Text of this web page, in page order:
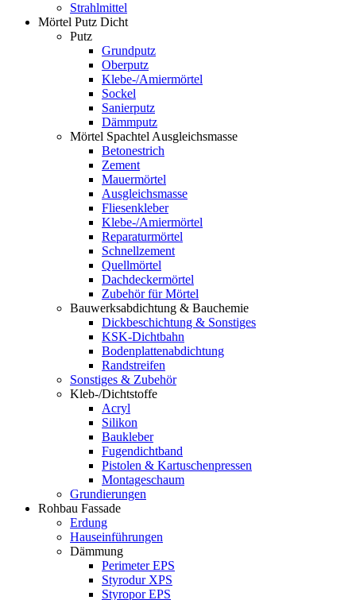
Strahlmittel
Mörtel Putz Dicht
Putz
Grundputz
Oberputz
Klebe-/Amiermörtel
Sockel
Sanierputz
Dämmputz
Mörtel Spachtel Ausgleichsmasse
Betonestrich
Zement
Mauermörtel
Ausgleichsmasse
Fliesenkleber
Klebe-/Amiermörtel
Reparaturmörtel
Schnellzement
Quellmörtel
Dachdeckermörtel
Zubehör für Mörtel
Bauwerksabdichtung & Bauchemie
Dickbeschichtung & Sonstiges
KSK-Dichtbahn
Bodenplattenabdichtung
Randstreifen
Sonstiges & Zubehör
Kleb-/Dichtstoffe
Acryl
Silikon
Baukleber
Fugendichtband
Pistolen & Kartuschenpressen
Montageschaum
Grundierungen
Rohbau Fassade
Erdung
Hauseinführungen
Dämmung
Perimeter EPS
Styrodur XPS
Styropor EPS